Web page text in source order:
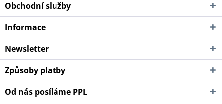
Obchodní služby
Informace
Newsletter
Způsoby platby
Od nás posíláme PPL